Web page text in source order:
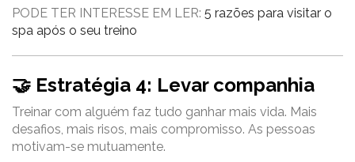
PODE TER INTERESSE EM LER: 5 razões para visitar o
spa após o seu treino
🤝 Estratégia 4: Levar companhia
Treinar com alguém faz tudo ganhar mais vida. Mais
desafios, mais risos, mais compromisso. As pessoas
motivam-se mutuamente.